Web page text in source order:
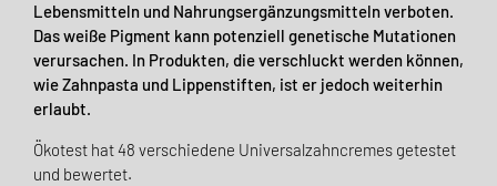
Lebensmitteln und Nahrungsergänzungsmitteln verboten.
Das weiße Pigment kann potenziell genetische Mutationen
verursachen. In Produkten, die verschluckt werden können,
wie Zahnpasta und Lippenstiften, ist er jedoch weiterhin
erlaubt.
Ökotest hat 48 verschiedene Universalzahncremes getestet
und bewertet.